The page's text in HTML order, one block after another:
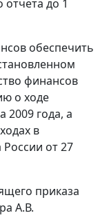
до 1
обеспечить
финансов
о ходе
2009 года, а
в
от 27
приказа
А.В.